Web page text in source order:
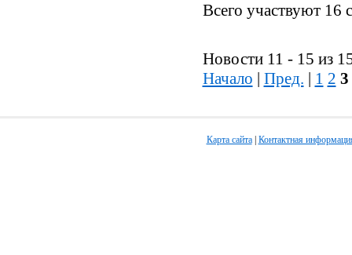
Всего участвуют 16
Новости 11 - 15 из
Начало | Пред. | 1 2 3
Карта сайта| Контактная